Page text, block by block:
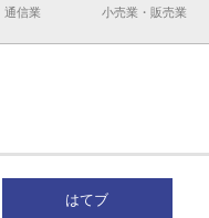
通信業 小売業・販売業
はてブ